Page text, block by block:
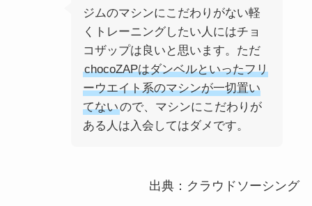
ジムのマシンにこだわりがない軽
くトレーニングしたい人にはチョ
コザップは良いと思います。ただ
chocoZAPはダンベルといったフリ
ーウエイト系のマシンが一切置い
てないので、マシンにこだわりが
ある人は入会してはダメです。
出典：クラウドソーシング